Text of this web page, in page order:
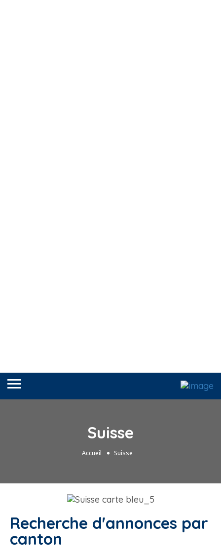
Suisse
Accueil Suisse
Recherche d'annonces par
canton